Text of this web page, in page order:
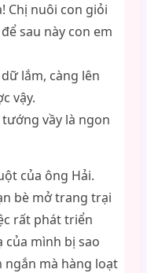
Chị nuôi con giỏi
sau này con em
lắm, càng lên
vậy.
vầy là ngon
của ông Hải.
bè mở trang trại
rất phát triển
của mình bị sao
ngắn mà hàng loạt